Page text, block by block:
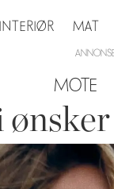
INTERIØR MAT
MOTE